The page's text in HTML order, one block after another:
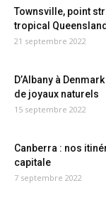
Townsville, point
tropical Queensland
21 septembre 2022
D’Albany à
de joyaux naturels
15 septembre 2022
Canberra : nos
capitale
7 septembre 2022